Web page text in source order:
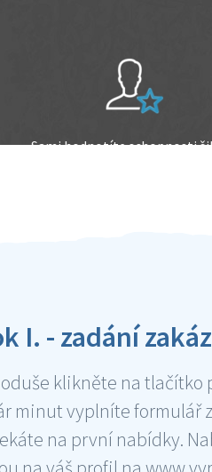
Sami hodnotíte schopnosti
I. - zadání
klikněte na tlačítko
minut vyplníte formulář
na první nabídky.